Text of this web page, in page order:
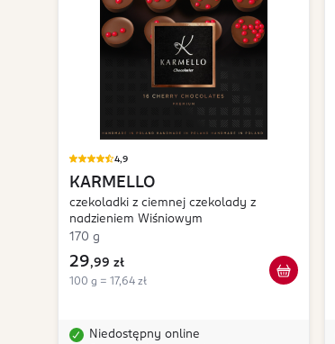
4,9
KARMELLO
czekoladki z ciemnej czekolady z
nadzieniem Wiśniowym
170 g
29,99 zł
100 g = 17,64 zł
Niedostępny online